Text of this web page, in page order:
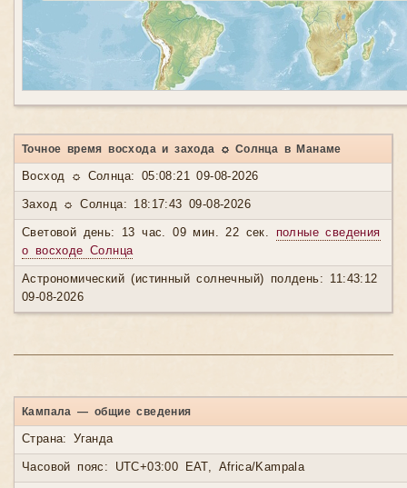
Точное время восхода и захода ☼ Солнца в Манаме
Восход ☼ Солнца: 05:08:21 09-08-2026
Заход ☼ Солнца: 18:17:43 09-08-2026
Световой день: 13 час. 09 мин. 22 сек. полные сведения
о восходе Солнца
Астрономический (истинный солнечный) полдень: 11:43:12
09-08-2026
Кампала — общие сведения
Страна: Уганда
Часовой пояс: UTC+03:00 EAT, Africa/Kampala